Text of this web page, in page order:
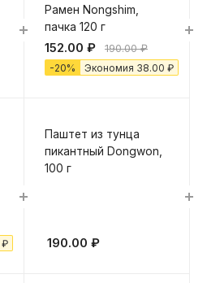
Рамен Nongshim,
пачка 120 г
152.00 ₽ 190.00₽
-20% Экономия 38.00 ₽
₽
Паштет из тунца
пикантный Dongwon,
100 г
190.00 ₽